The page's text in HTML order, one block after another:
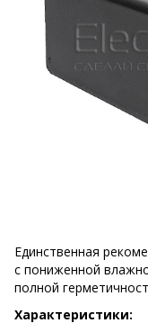
Единственная
с пониженной
полной
Характеристики: